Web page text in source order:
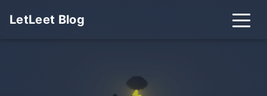
LetLeet Blog